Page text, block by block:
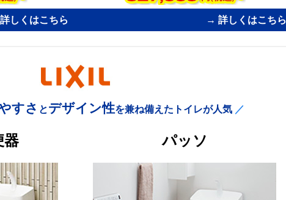
しくはこちら → 詳しくはこちら
すさ とデザイン性を兼ね備えたトイレが人気 ／
器 パッソ